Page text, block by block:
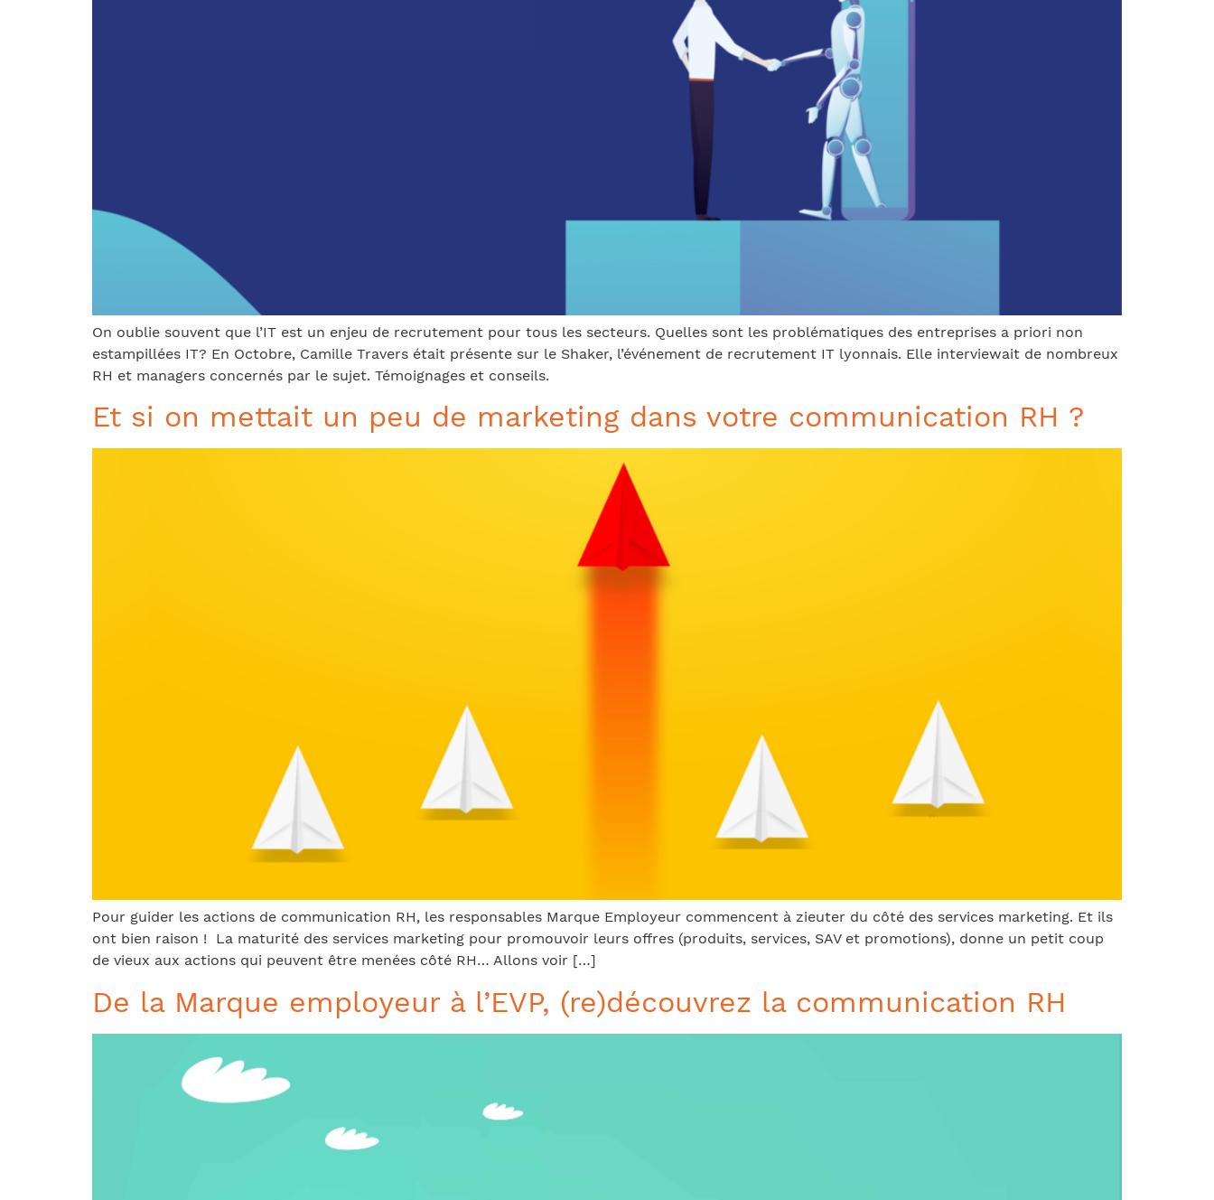
On oublie souvent que l’IT est un enjeu de recrutement pour tous les secteurs. Quelles sont les problématiques des entreprises a priori non
estampillées IT? En Octobre, Camille Travers était présente sur le Shaker, l’événement de recrutement IT lyonnais. Elle interviewait de nombreux
RH et managers concernés par le sujet. Témoignages et conseils.
Et si on mettait un peu de marketing dans votre communication RH ?
Pour guider les actions de communication RH, les responsables Marque Employeur commencent à zieuter du côté des services marketing. Et ils
ont bien raison ! La maturité des services marketing pour promouvoir leurs offres (produits, services, SAV et promotions), donne un petit coup
de vieux aux actions qui peuvent être menées côté RH… Allons voir […]
De la Marque employeur à l’EVP, (re)découvrez la communication RH